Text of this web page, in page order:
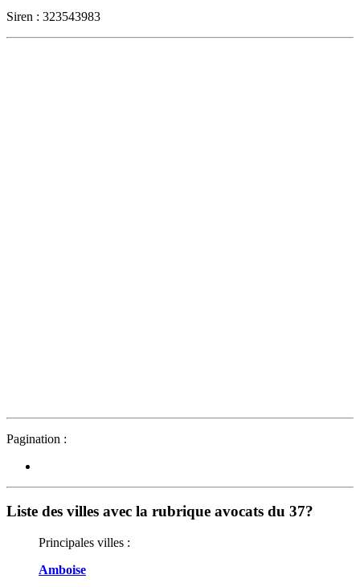
Siren : 323543983
Pagination :
Liste des villes avec la rubrique avocats du 37?
Principales villes :
Amboise